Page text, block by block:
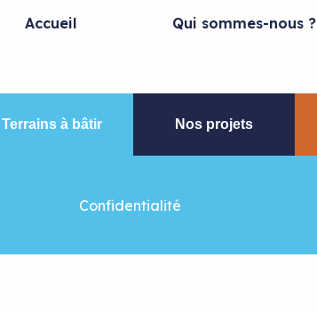
Accueil Qui sommes-nous ?
Terrains à bâtir Nos projets
Confidentialité